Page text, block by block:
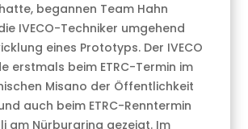
begannen Team Hahn
IVECO-Techniker umgehend
eines Prototyps. Der IVECO
erstmals beim ETRC-Termin im
Misano der Öffentlichkeit
auch beim ETRC-Renntermin
am Nürburgring gezeigt. Im